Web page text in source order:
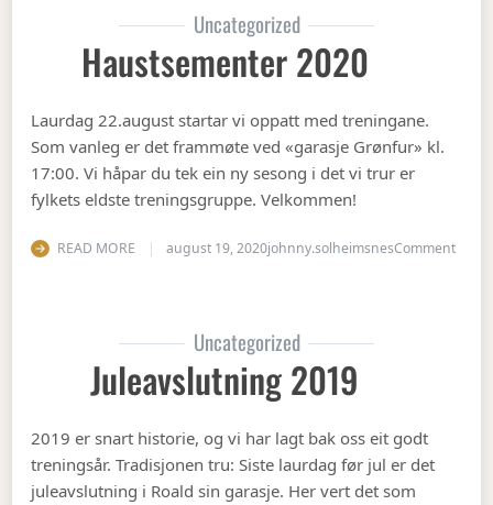
Uncategorized
Haustsementer 2020
Laurdag 22.august startar vi oppatt med treningane.
Som vanleg er det frammøte ved «garasje Grønfur» kl.
17:00. Vi håpar du tek ein ny sesong i det vi trur er
fylkets eldste treningsgruppe. Velkommen!
READ MORE august 19, 2020johnny.solheimsnesCommenton
Uncategorized
Juleavslutning 2019
2019 er snart historie, og vi har lagt bak oss eit godt
treningsår. Tradisjonen tru: Siste laurdag før jul er det
juleavslutning i Roald sin garasje. Her vert det som